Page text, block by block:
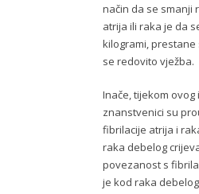
način da se smanji
atrija ili raka je da
kilogrami, prestane
se redovito vježba.
Inače, tijekom ovog
znanstvenici su
fibrilacije atrija i
raka debelog
povezanost s
je kod raka